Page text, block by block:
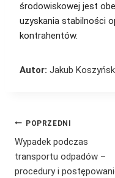
środowiskowej jest
uzyskania stabilności
kontrahentów.
Autor: Jakub
Nawigacja
wpisu
POPRZEDNI
Wypadek podczas
transportu odpadów –
procedury i